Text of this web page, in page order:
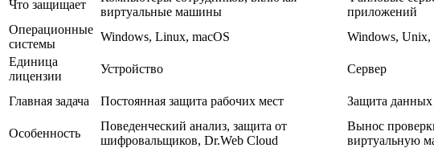
Что защищает
виртуальные машины
приложений
Операционные
системы
Windows, Linux, macOS Windows, Unix,
Единица
лицензии
Устройство Сервер
Главная задача Постоянная защита рабочих мест Защита данных
Особенность
Поведенческий анализ, защита от
шифровальщиков, Dr.Web Cloud
Вынос
виртуальную